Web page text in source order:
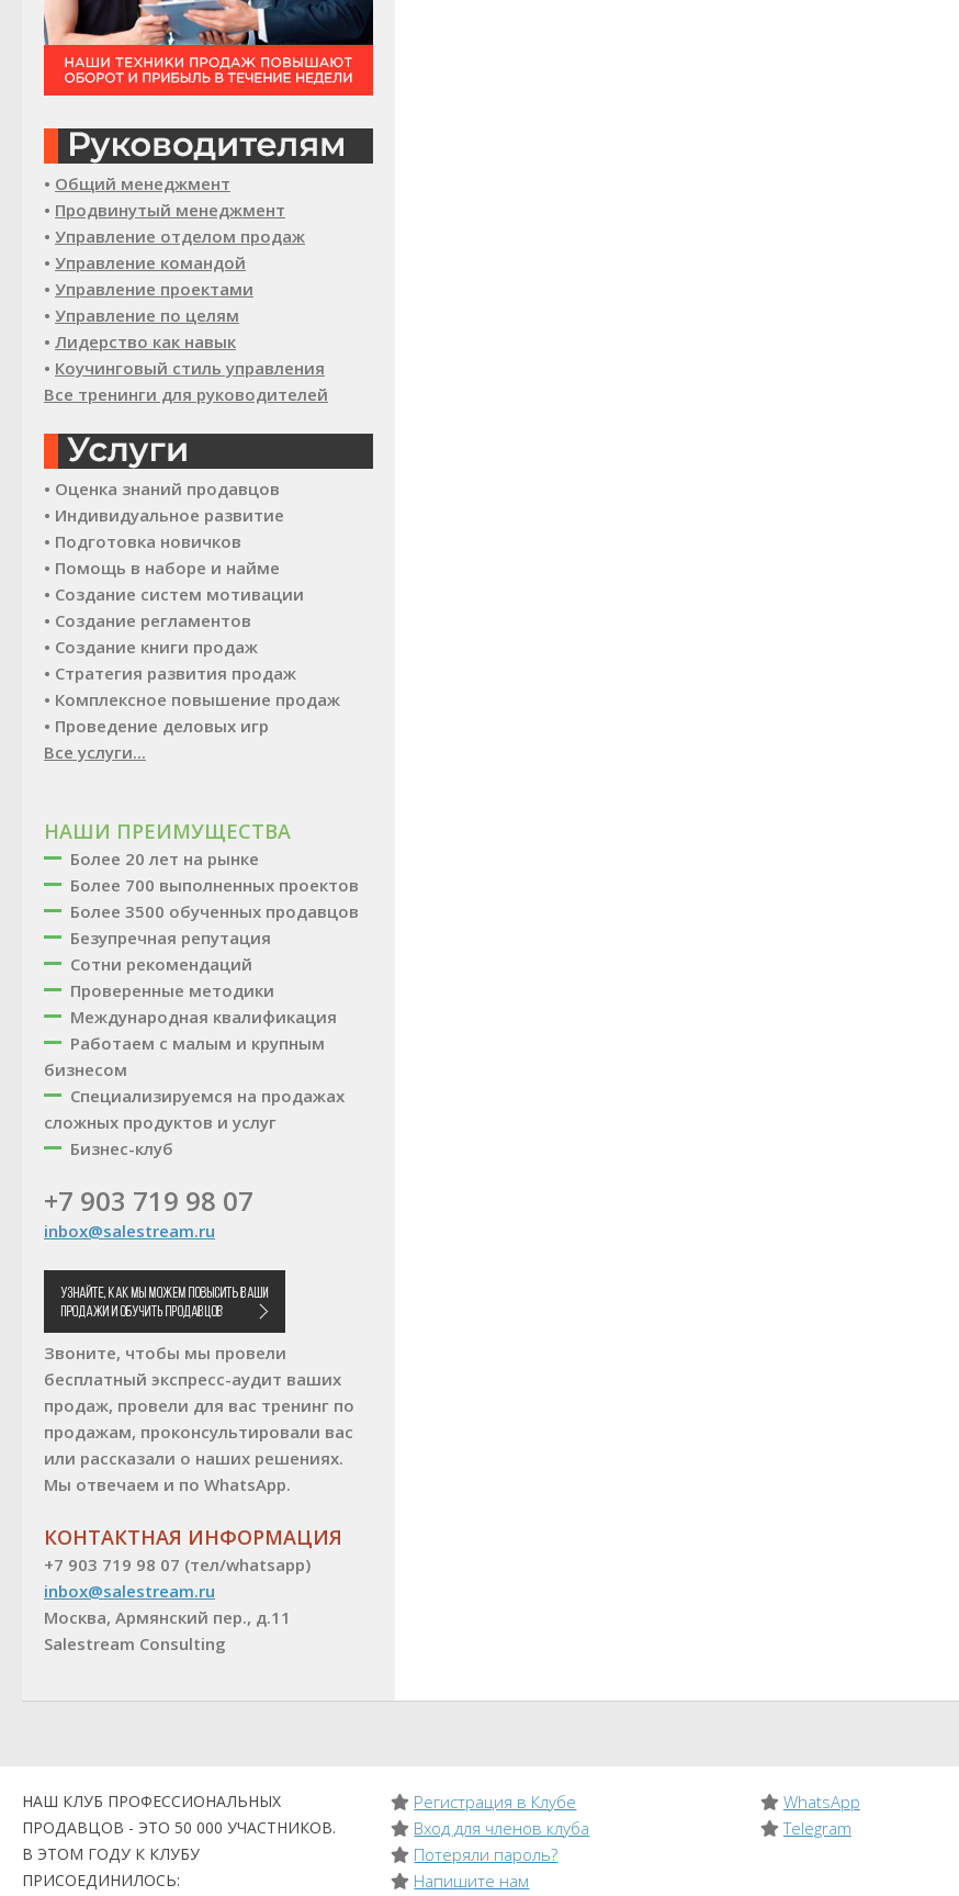
• Общий менеджмент
• Продвинутый менеджмент
• Управление отделом продаж
• Управление командой
• Управление проектами
• Управление по целям
• Лидерство как навык
• Коучинговый стиль управления
Все тренинги для руководителей
• Оценка знаний продавцов
• Индивидуальное развитие
• Подготовка новичков
• Помощь в наборе и найме
• Создание систем мотивации
• Создание регламентов
• Создание книги продаж
• Стратегия развития продаж
• Комплексное повышение продаж
• Проведение деловых игр
Все услуги...
НАШИ ПРЕИМУЩЕСТВА
Более 20 лет на рынке
Более 700 выполненных проектов
Более 3500 обученных продавцов
Безупречная репутация
Сотни рекомендаций
Проверенные методики
Международная квалификация
Работаем с малым и крупным
бизнесом
Специализируемся на продажах
сложных продуктов и услуг
Бизнес-клуб
+7 903 719 98 07
inbox@salestream.ru
Звоните, чтобы мы провели
бесплатный экспресс-аудит ваших
продаж, провели для вас тренинг по
продажам, проконсультировали вас
или рассказали о наших решениях.
Мы отвечаем и по WhatsApp.
КОНТАКТНАЯ ИНФОРМАЦИЯ
+7 903 719 98 07 (тел/whatsapp)
inbox@salestream.ru
Москва, Армянский пер., д.11
Salestream Consulting
НАШ КЛУБ ПРОФЕССИОНАЛЬНЫХ
ПРОДАВЦОВ - ЭТО 50 000 УЧАСТНИКОВ.
В ЭТОМ ГОДУ К КЛУБУ
ПРИСОЕДИНИЛОСЬ:
Регистрация в Клубе
Вход для членов клуба
Потеряли пароль?
Напишите нам
WhatsApp
Telegram